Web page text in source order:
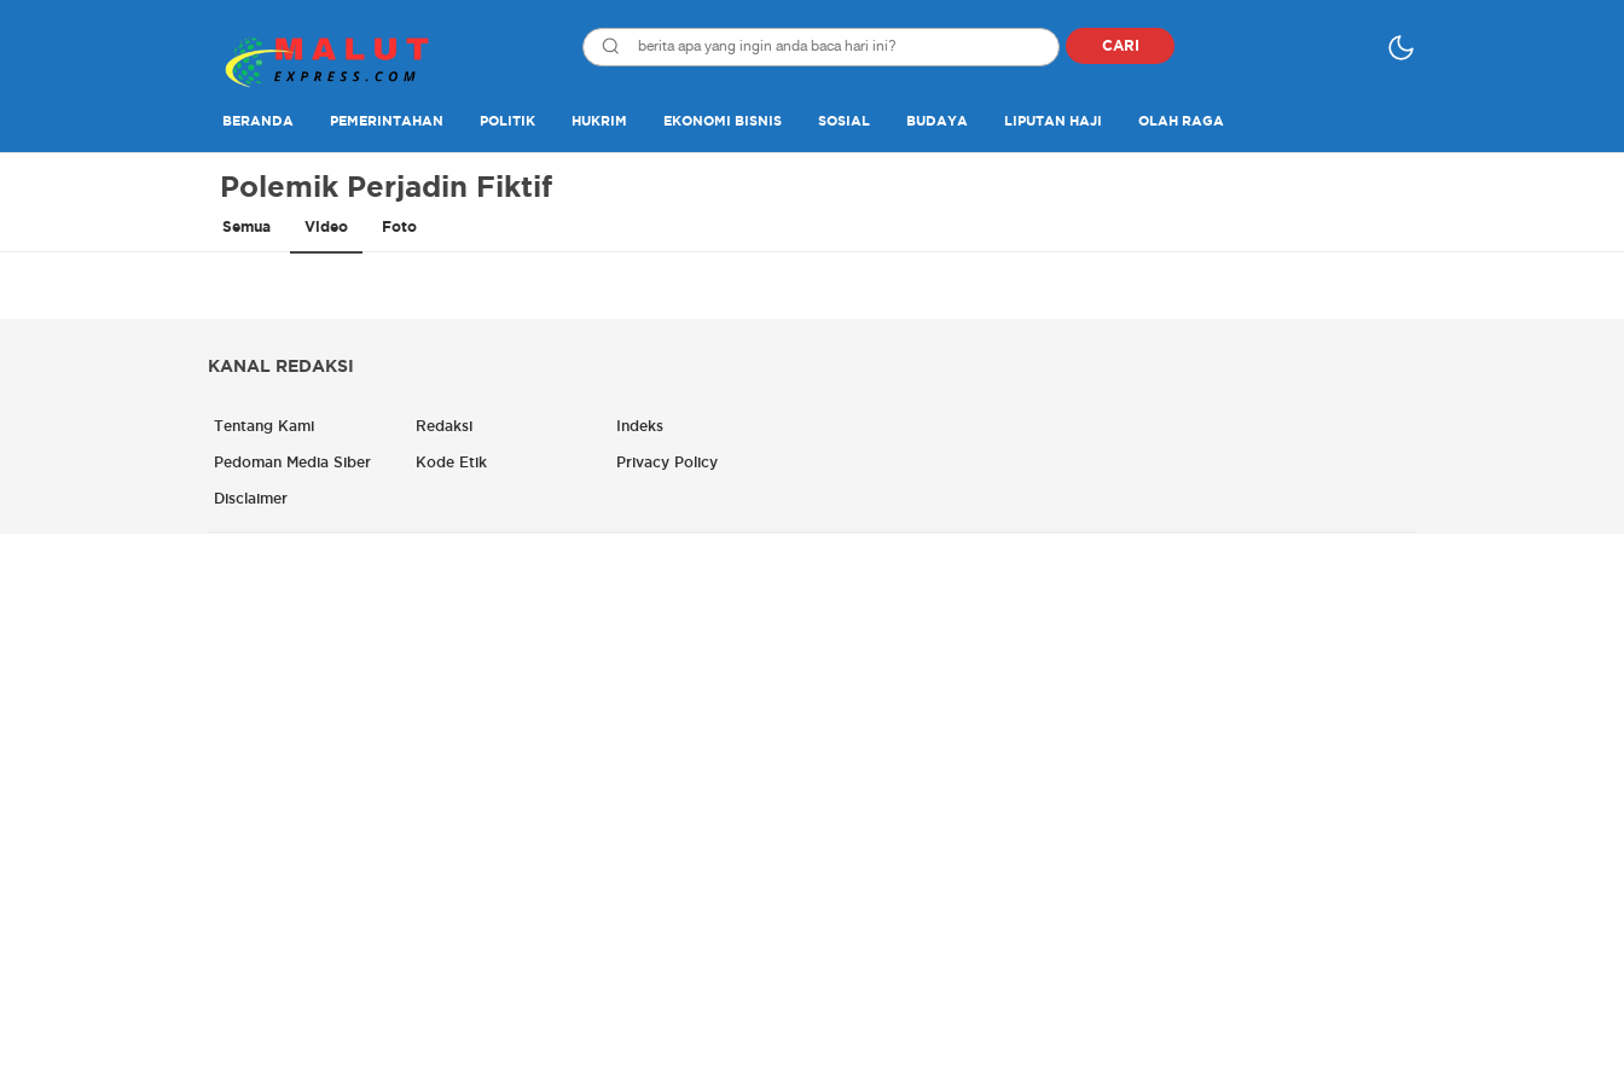
Malut Express
Berita Lebih Cepat
CARI
BERANDA PEMERINTAHAN POLITIK HUKRIM EKONOMI BISNIS SOSIAL BUDAYA LIPUTAN HAJI OLAH RAGA
Polemik Perjadin Fiktif
Semua Video Foto
KANAL REDAKSI
Tentang Kami Redaksi Indeks
Pedoman Media Siber Kode Etik Privacy Policy
Disclaimer